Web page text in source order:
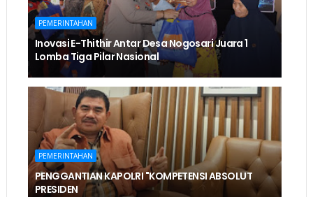
PEMERINTAHAN
Inovasi E-Thithir Antar Desa Nogosari Juara 1
Lomba Tiga Pilar Nasional
PEMERINTAHAN
PENGGANTIAN KAPOLRI "KOMPETENSI ABSOLUT
PRESIDEN